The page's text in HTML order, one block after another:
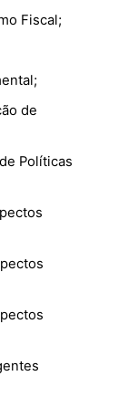
Fiscal;
de
Políticas